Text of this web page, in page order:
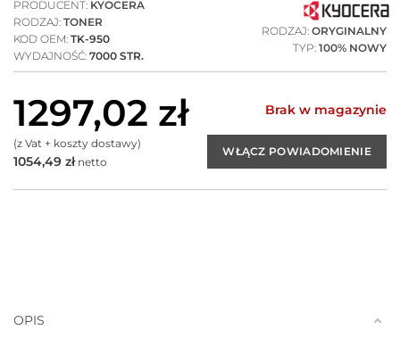
PRODUCENT: KYOCERA
RODZAJ: TONER
KOD OEM: TK-950
WYDAJNOŚĆ: 7000 STR.
RODZAJ: ORYGINALNY
TYP: 100% NOWY
1297,02 zł
(z Vat + koszty dostawy)
1054,49 złnetto
Brak w magazynie
OPIS